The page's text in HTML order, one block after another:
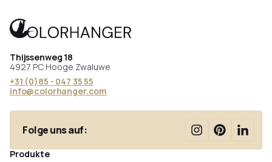
Thijssenweg 18
4927 PC Hooge Zwaluwe
+31 (0)85 - 047 35 55
info@colorhanger.com
Folge uns auf:
Produkte